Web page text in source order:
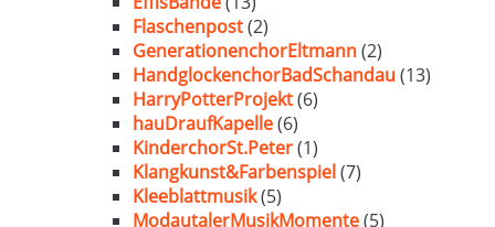
Flaschenpost(2)
GenerationenchorEltmann(2)
HandglockenchorBadSchandau(13)
HarryPotterProjekt(6)
hauDraufKapelle(6)
KinderchorSt.Peter(1)
Klangkunst&Farbenspiel(7)
Kleeblattmusik(5)
ModautalerMusikMomente(5)